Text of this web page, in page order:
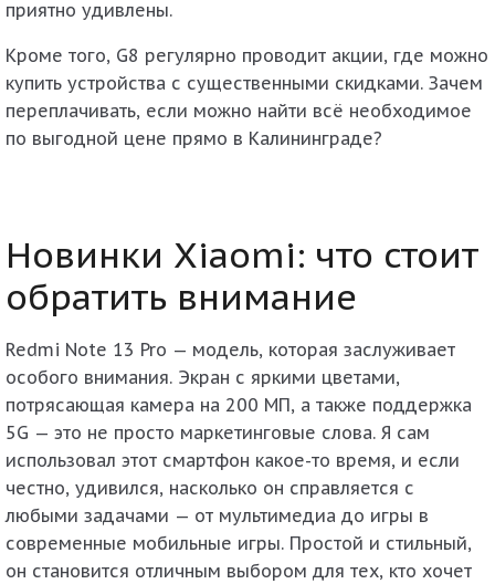
приятно удивлены.
Кроме того, G8 регулярно проводит акции, где можно
купить устройства с существенными скидками. Зачем
переплачивать, если можно найти всё необходимое
по выгодной цене прямо в Калининграде?
Новинки Xiaomi: что стоит
обратить внимание
Redmi Note 13 Pro — модель, которая заслуживает
особого внимания. Экран с яркими цветами,
потрясающая камера на 200 МП, а также поддержка
5G — это не просто маркетинговые слова. Я сам
использовал этот смартфон какое-то время, и если
честно, удивился, насколько он справляется с
любыми задачами — от мультимедиа до игры в
современные мобильные игры. Простой и стильный,
он становится отличным выбором для тех, кто хочет